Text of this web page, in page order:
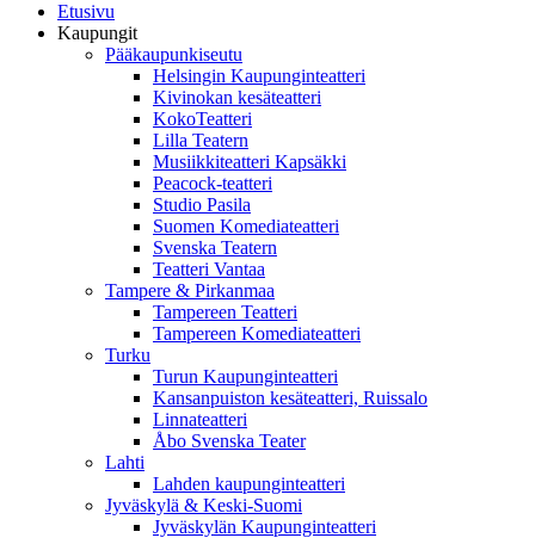
Etusivu
Kaupungit
Pääkaupunkiseutu
Helsingin Kaupunginteatteri
Kivinokan kesäteatteri
KokoTeatteri
Lilla Teatern
Musiikkiteatteri Kapsäkki
Peacock-teatteri
Studio Pasila
Suomen Komediateatteri
Svenska Teatern
Teatteri Vantaa
Tampere & Pirkanmaa
Tampereen Teatteri
Tampereen Komediateatteri
Turku
Turun Kaupunginteatteri
Kansanpuiston kesäteatteri, Ruissalo
Linnateatteri
Åbo Svenska Teater
Lahti
Lahden kaupunginteatteri
Jyväskylä & Keski-Suomi
Jyväskylän Kaupunginteatteri